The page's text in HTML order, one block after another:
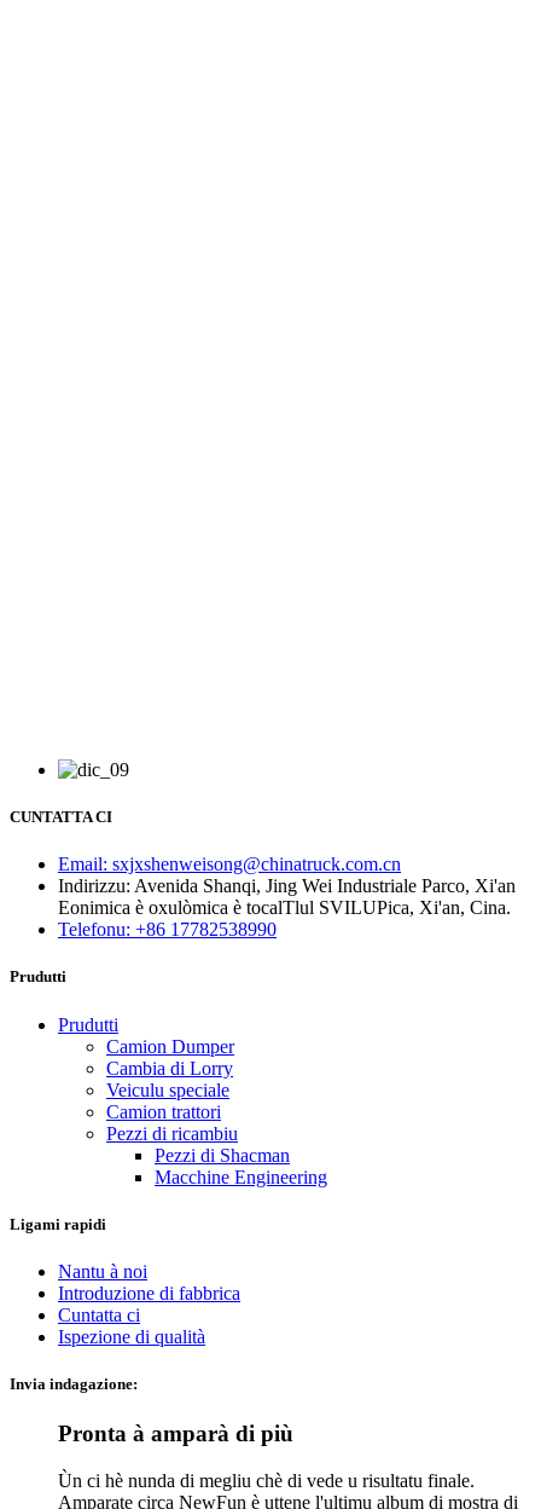
CUNTATTA CI
Email: sxjxshenweisong@chinatruck.com.cn
Indirizzu: Avenida Shanqi, Jing Wei Industriale Parco, Xi'an
Eonimica è oxulòmica è tocalTlul SVILUPica, Xi'an, Cina.
Telefonu: +86 17782538990
Prudutti
Prudutti
Camion Dumper
Cambia di Lorry
Veiculu speciale
Camion trattori
Pezzi di ricambiu
Pezzi di Shacman
Macchine Engineering
Ligami rapidi
Nantu à noi
Introduzione di fabbrica
Cuntatta ci
Ispezione di qualità
Invia indagazione:
Pronta à amparà di più
Ùn ci hè nunda di megliu chè di vede u risultatu finale.
Amparate circa NewFun è uttene l'ultimu album di mostra di